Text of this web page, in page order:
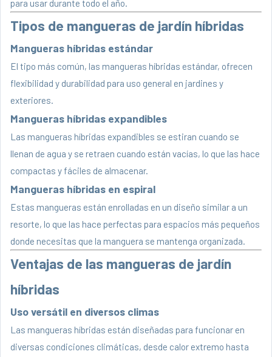
para usar durante todo el año.
Tipos de mangueras de jardín híbridas
Mangueras híbridas estándar
El tipo más común, las mangueras híbridas estándar, ofrecen
flexibilidad y durabilidad para uso general en jardines y
exteriores.
Mangueras híbridas expandibles
Las mangueras híbridas expandibles se estiran cuando se
llenan de agua y se retraen cuando están vacías, lo que las hace
compactas y fáciles de almacenar.
Mangueras híbridas en espiral
Estas mangueras están enrolladas en un diseño similar a un
resorte, lo que las hace perfectas para espacios más pequeños
donde necesitas que la manguera se mantenga organizada.
Ventajas de las mangueras de jardín
híbridas
Uso versátil en diversos climas
Las mangueras híbridas están diseñadas para funcionar en
diversas condiciones climáticas, desde calor extremo hasta